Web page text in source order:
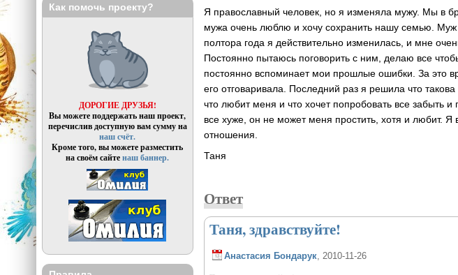
Я православный человек, но я изменяла мужу. Мы в
мужа очень люблю и хочу сохранить нашу семью.
полтора года я действительно изменилась, и мне
Постоянно пытаюсь поговорить с ним, делаю все
постоянно вспоминает мои прошлые ошибки. За это
его отговаривала. Последний раз я решила что
что любит меня и что хочет попробовать все забыть
все хуже, он не может меня простить, хотя и любит.
отношения.
Таня
Ответ
Таня, здравствуйте!
Анастасия Бондарук, 2010-11-26
Как помочь проекту?
ДОРОГИЕ ДРУЗЬЯ!
Вы можете поддержать наш проект,
перечислив доступную вам сумму на
наш счёт.
Кроме того, вы можете разместить
на своём сайтенаш баннер.